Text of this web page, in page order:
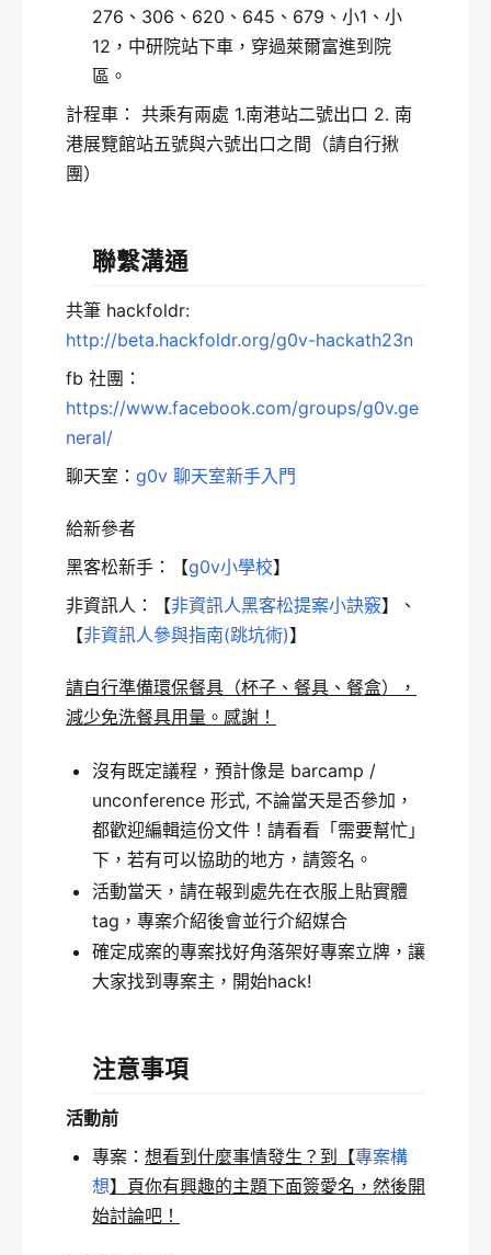
276、306、620、645、679、小1、小
12，中研院站下車，穿過萊爾富進到院
區。
計程車： 共乘有兩處 1.南港站二號出口 2. 南
港展覽館站五號與六號出口之間（請自行揪
團）
聯繫溝通
共筆 hackfoldr:
http://beta.hackfoldr.org/g0v-hackath23n
fb 社團：
https://www.facebook.com/groups/g0v.ge
neral/
聊天室： g0v 聊天室新手入門
給新參者
黑客松新手：【g0v小學校】
非資訊人：【非資訊人黑客松提案小訣竅】、
【非資訊人參與指南(跳坑術)】
請自行準備環保餐具（杯子、餐具、餐盒），
減少免洗餐具用量。感謝！
沒有既定議程，預計像是 barcamp /
unconference 形式, 不論當天是否參加，
都歡迎編輯這份文件！請看看「需要幫忙」
下，若有可以協助的地方，請簽名。
活動當天，請在報到處先在衣服上貼實體
tag，專案介紹後會並行介紹媒合
確定成案的專案找好角落架好專案立牌，讓
大家找到專案主，開始hack!
注意事項
活動前
專案： 想看到什麼事情發生？到【專案構
想】頁你有興趣的主題下面簽愛名，然後開
始討論吧！